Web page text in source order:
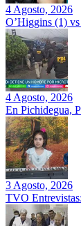
4 Agosto, 2026
O’Higgins (1)
4 Agosto, 2026
En Pichidegua,
3 Agosto, 2026
TVO